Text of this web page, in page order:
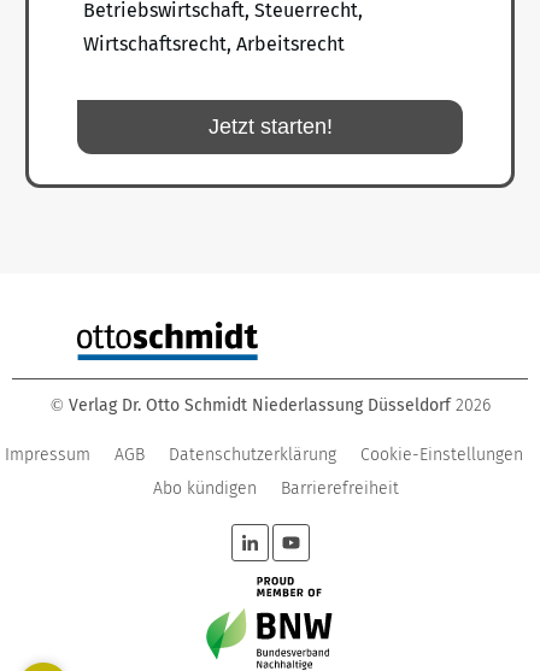
Betriebswirtschaft, Steuerrecht,
Wirtschaftsrecht, Arbeitsrecht
Jetzt starten!
© Verlag Dr. Otto Schmidt Niederlassung Düsseldorf 2026
Impressum AGB Datenschutzerklärung
Cookie-Einstellungen
Abo kündigen
Barrierefreiheit